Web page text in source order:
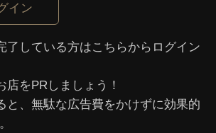
イン
了している⽅はこちらからログイン
店をPRしましょう！
と、無駄な広告費をかけずに効果的